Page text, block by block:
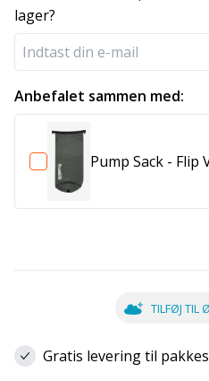
lager?
Anbefalet sammen med:
Pump Sack - Flip
TILFØJ TIL
Gratis levering til